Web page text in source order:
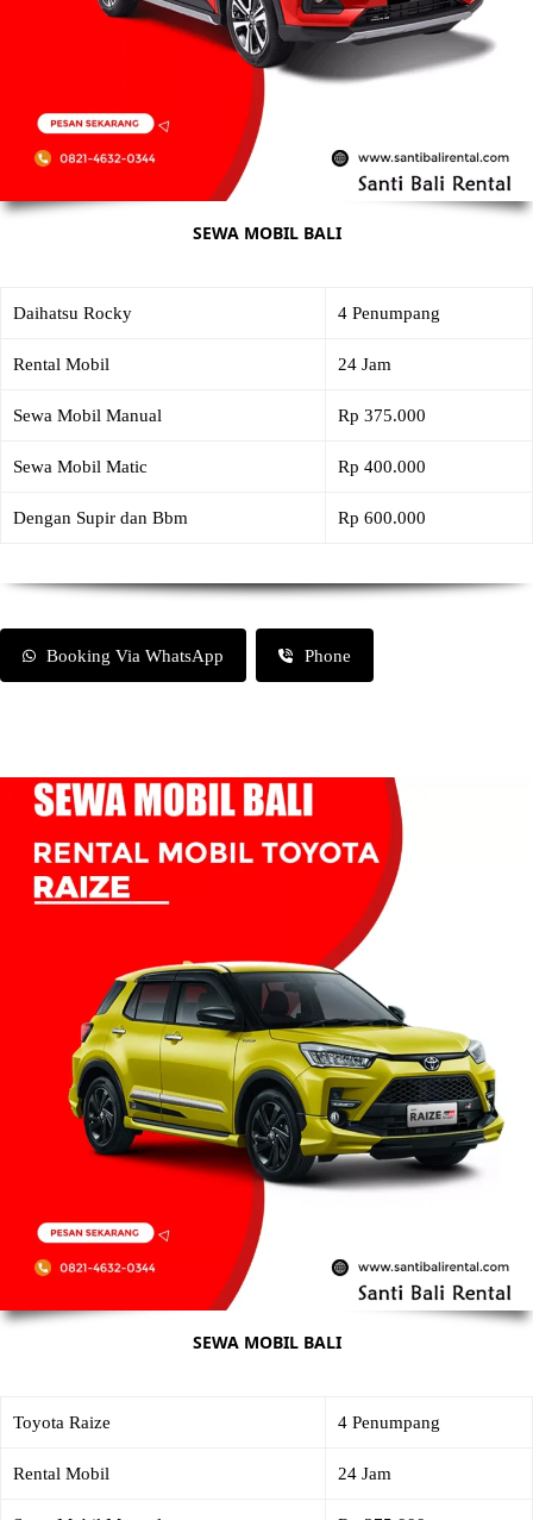
SEWA MOBIL BALI
Daihatsu Rocky 4 Penumpang
Rental Mobil 24 Jam
Sewa Mobil Manual Rp 375.000
Sewa Mobil Matic Rp 400.000
Dengan Supir dan Bbm Rp 600.000
Booking Via WhatsApp Phone
SEWA MOBIL BALI
Toyota Raize 4 Penumpang
Rental Mobil 24 Jam